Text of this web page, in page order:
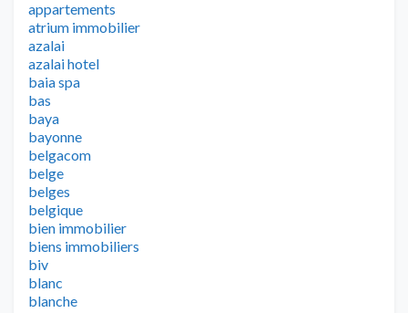
appartements
atrium immobilier
azalai
azalai hotel
baia spa
bas
baya
bayonne
belgacom
belge
belges
belgique
bien immobilier
biens immobiliers
biv
blanc
blanche